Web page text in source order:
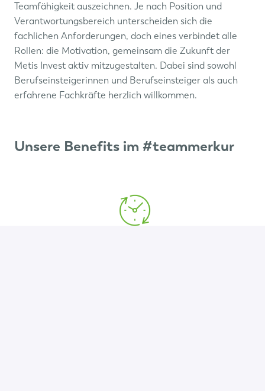
Teamfähigkeit auszeichnen. Je nach Position und
Verantwortungsbereich unterscheiden sich die
fachlichen Anforderungen, doch eines verbindet alle
Rollen: die Motivation, gemeinsam die Zukunft der
Metis Invest aktiv mitzugestalten. Dabei sind sowohl
Berufseinsteigerinnen und Berufseinsteiger als auch
erfahrene Fachkräfte herzlich willkommen.
Unsere Benefits im #teammerkur